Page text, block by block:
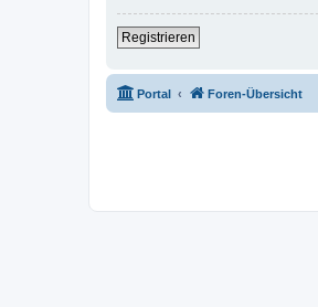
Registrieren
Portal Foren-Übersicht